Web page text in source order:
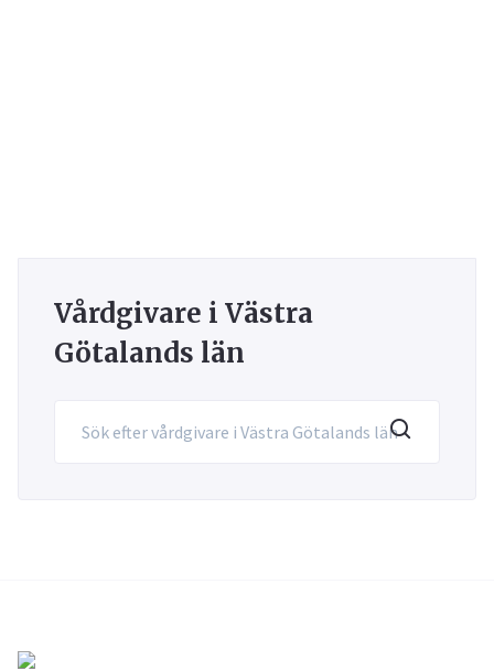
Vårdgivare i Västra
Götalands län